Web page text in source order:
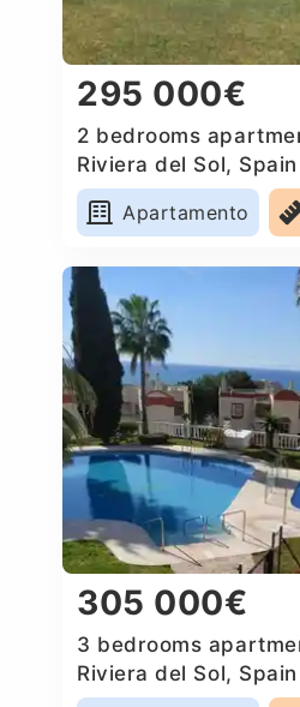
295 000€
2 bedrooms
Riviera del Sol, Spain
Apartamento
305 000€
3 bedrooms
Riviera del Sol, Spain